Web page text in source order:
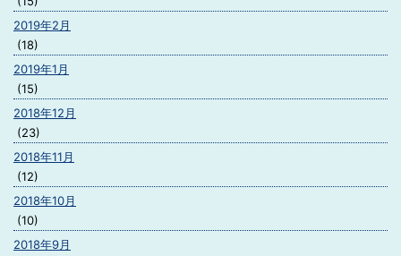
2019年2月
(18)
2019年1月
(15)
2018年12月
(23)
2018年11月
(12)
2018年10月
(10)
2018年9月